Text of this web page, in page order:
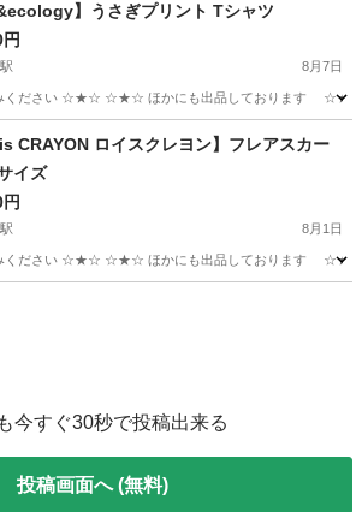
】うさぎプリント Tシャツ
8月7日
ださい ☆★☆ ☆★☆ ほかにも出品しております ☆★☆
うさぎ
CRAYON ロイスクレヨン】フレアスカー
イズ
8月1日
ださい ☆★☆ ☆★☆ ほかにも出品しております ☆★☆ Lois
今すぐ30秒で投稿出来る
投稿画面へ (無料)